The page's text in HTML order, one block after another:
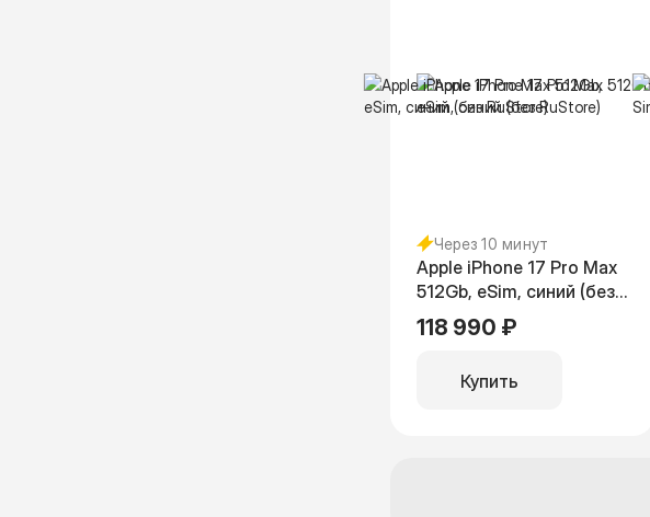
Через 10 минут
Apple iPhone 17 Pro Max
512Gb, eSim, синий (без
RuStore)
118 990 ₽
Купить